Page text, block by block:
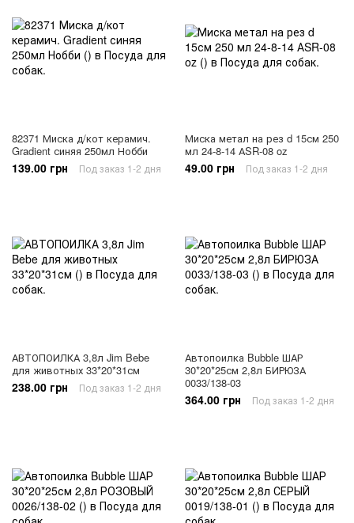
82371 Миска д/кот керамич.
Gradient синяя 250мл Нобби
139.00 грн Под заказ 1-2 дня
Миска метал на рез d 15см 250
мл 24-8-14 АSR-08 oz
49.00 грн Под заказ 1-2 дня
АВТОПОИЛКА 3,8л Jim Bebe
для животных 33*20*31см
238.00 грн Под заказ 1-2 дня
Автопоилка Bubble ШАР
30*20*25см 2,8л БИРЮЗА
0033/138-03
364.00 грн Под заказ 1-2 дня